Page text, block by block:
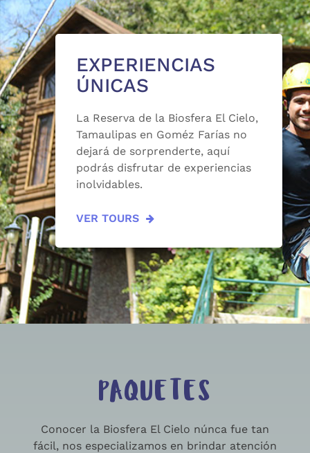
EXPERIENCIAS
ÚNICAS
La Reserva de la Biosfera El Cielo,
Tamaulipas en Goméz Farías no
dejará de sorprenderte, aquí
podrás disfrutar de experiencias
inolvidables.
VER TOURS
PAQUETES
Conocer la Biosfera El Cielo núnca fue tan
fácil, nos especializamos en brindar atención